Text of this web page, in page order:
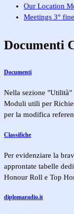
Our Location
Meetings 3°
Documenti
Documenti
Nella sezione "Utilità"
Moduli utili per
per la modifica
Classifiche
Per evidenziare la
approntate tabelle
Honour Roll e Top
diplomaradio.it